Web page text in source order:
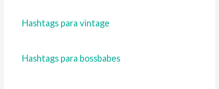
Hashtags para vintage
Hashtags para bossbabes